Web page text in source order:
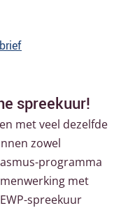
spreekuur!
met veel dezelfde
zowel
programma
met
spreekuur